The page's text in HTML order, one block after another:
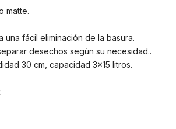
matte.
fácil eliminación de la basura.
desechos según su necesidad..
30 cm, capacidad 3×15 litros.